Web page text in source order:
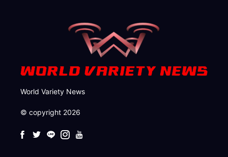
World Variety News
© copyright 2026